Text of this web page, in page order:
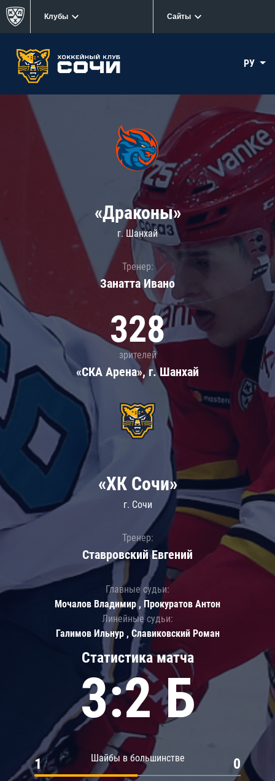
Клубы Сайты
РУ
«Драконы»
г. Шанхай
Тренер:
Занатта Иванo
328
зрителей
«СКА Арена», г. Шанхай
Статистика матча
3:2 Б
Шайбы в большинстве
1 0
«ХК Сочи»
г. Сочи
Тренер:
Ставровский Евгений
Главные судьи:
Мочалов Владимир , Прокуратов Антон
Линейные судьи:
Галимов Ильнур , Славиковский Роман